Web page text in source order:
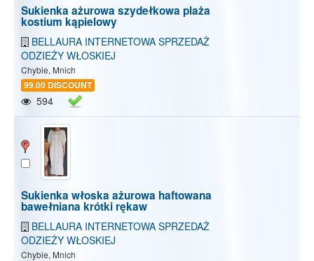
Sukienka ażurowa szydełkowa plaża
kostium kąpielowy
BELLAURA INTERNETOWA SPRZEDAŻ
ODZIEŻY WŁOSKIEJ
Chybie, Mnich
99.00 DISCOUNT
594
Sukienka włoska ażurowa haftowana
bawełniana krótki rękaw
BELLAURA INTERNETOWA SPRZEDAŻ
ODZIEŻY WŁOSKIEJ
Chybie, Mnich